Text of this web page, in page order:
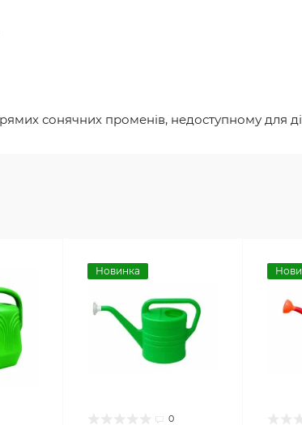
сонячних променів, недоступному для
Новинка
0